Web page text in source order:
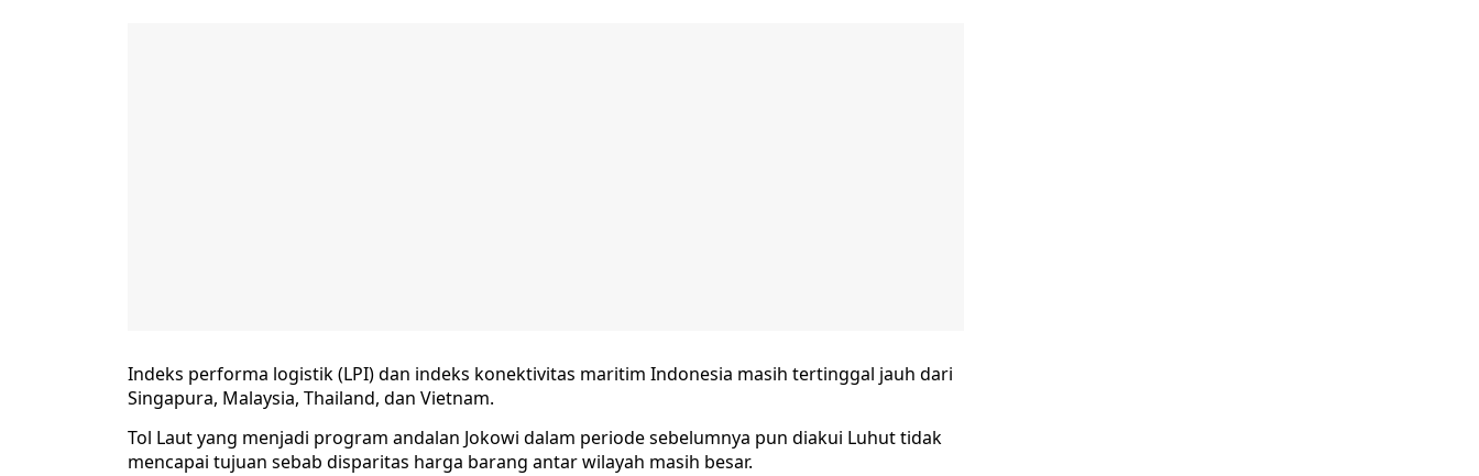
Indeks performa logistik (LPI) dan indeks konektivitas maritim Indonesia masih tertinggal jauh dari
Singapura, Malaysia, Thailand, dan Vietnam.
Tol Laut yang menjadi program andalan Jokowi dalam periode sebelumnya pun diakui Luhut tidak
mencapai tujuan sebab disparitas harga barang antar wilayah masih besar.